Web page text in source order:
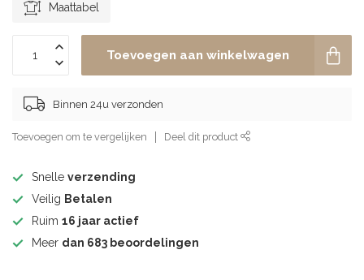
Maattabel
Toevoegen aan winkelwagen
Binnen 24u verzonden
Toevoegen om te vergelijken Deel dit product
Snelle verzending
Veilig Betalen
Ruim 16 jaar actief
Meer dan 683 beoordelingen